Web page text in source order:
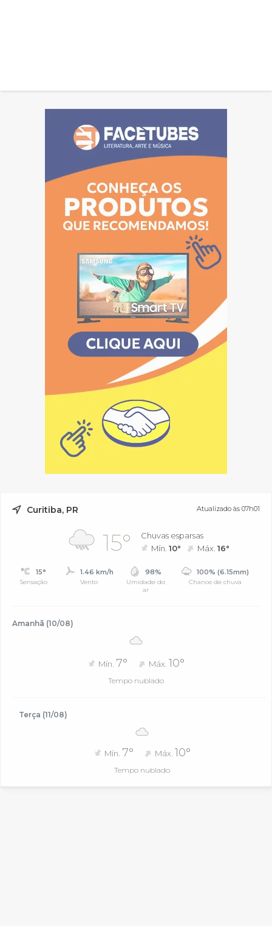
Curitiba, PR Atualizado às 07h01
15°
Chuvas esparsas
Mín.10° Máx.16°
15°
Sensação
1.46 km/h
Vento
98%
Umidade do
ar
100% (6.15mm)
Chance de chuva
Amanhã (10/08)
Mín. 7° Máx. 10°
Tempo nublado
Terça (11/08)
Mín. 7° Máx. 10°
Tempo nublado